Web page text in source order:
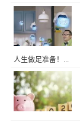
人生做足准备！...